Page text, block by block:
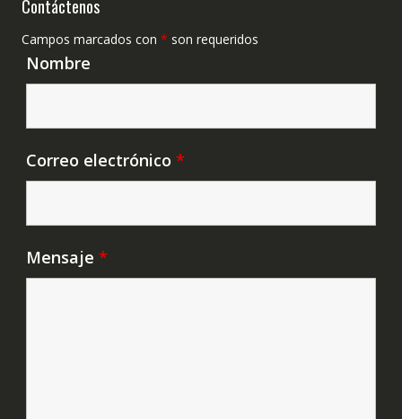
Contáctenos
Campos marcados con * son requeridos
Nombre
Correo electrónico *
Mensaje *